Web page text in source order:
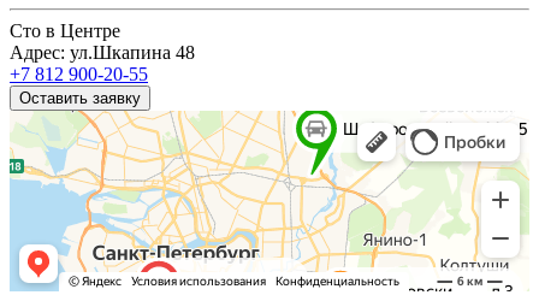
Сто в Центре
Адрес: ул.Шкапина 48
+7 812 900-20-55
Оставить заявку